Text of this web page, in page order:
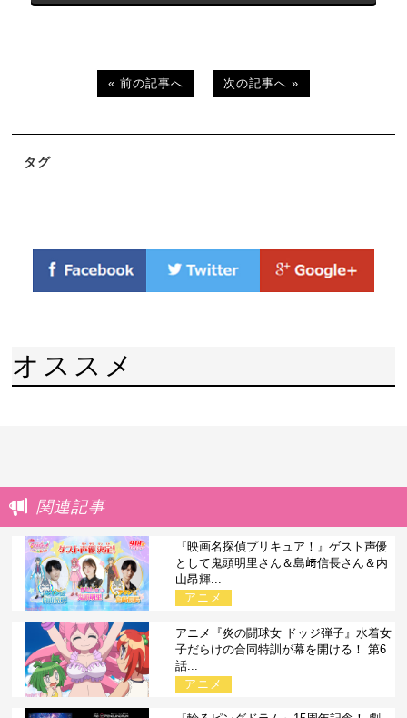
« 前の記事へ 次の記事へ »
タグ
オススメ
関連記事
『映画名探偵プリキュア！』ゲスト声優
として鬼頭明里さん＆島﨑信長さん＆内
山昂輝...
アニメ
アニメ『炎の闘球女 ドッジ弾子』水着女
子だらけの合同特訓が幕を開ける！ 第6
話...
アニメ